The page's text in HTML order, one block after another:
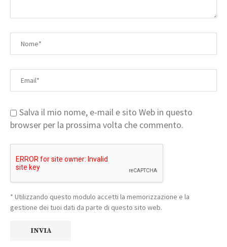
Salva il mio nome, e-mail e sito Web in questo
browser per la prossima volta che commento.
* Utilizzando questo modulo accetti la memorizzazione e la
gestione dei tuoi dati da parte di questo sito web.